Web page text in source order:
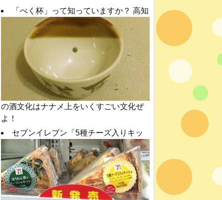
「べく杯」って知っていますか？ 高知
の酒文化はナナメ上をいくすごい文化ぜ
よ！
セブンイレブン「5種チーズ入りキッ